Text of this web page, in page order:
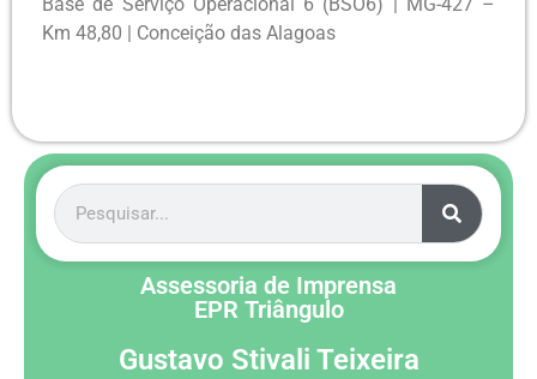
Assessoria de Imprensa
EPR Triângulo
Gustavo Stivali Teixeira
Base de Serviço Operacional 6 (BSO6) | MG-427 –
Km 48,80 | Conceição das Alagoas